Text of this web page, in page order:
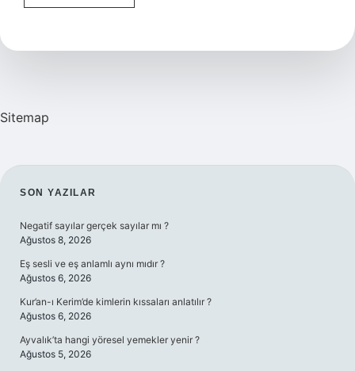
Kış
Sitemap
SIDEBAR
SON YAZILAR
Negatif sayılar gerçek sayılar mı ?
Ağustos 8, 2026
Eş sesli ve eş anlamlı aynı mıdır ?
Ağustos 6, 2026
Kur’an-ı Kerim’de kimlerin kıssaları anlatılır ?
Ağustos 6, 2026
Ayvalık’ta hangi yöresel yemekler yenir ?
Ağustos 5, 2026